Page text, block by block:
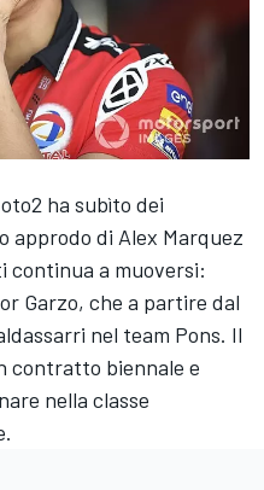
ha subìto dei
approdo di Alex Marquez
continua a muoversi:
Garzo, che a partire dal
nel team Pons. Il
contratto biennale e
nella classe